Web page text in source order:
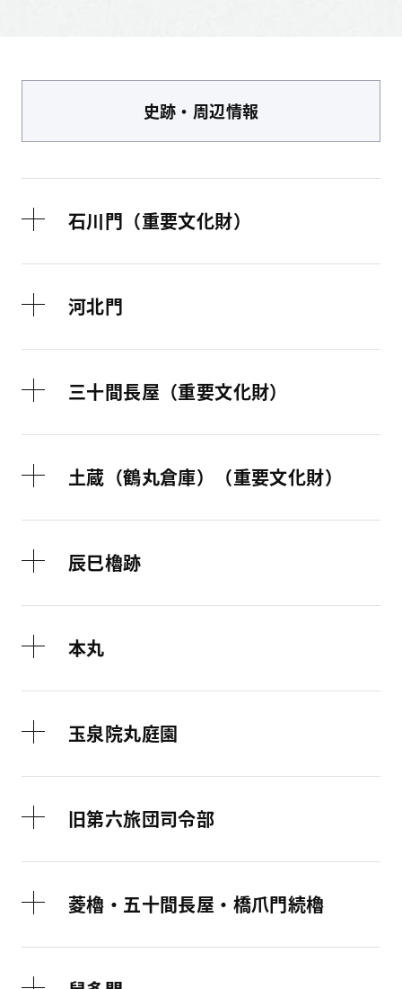
史跡・周辺情報
石川門（重要文化財）
河北門
三十間長屋（重要文化財）
土蔵（鶴丸倉庫）（重要文化財）
辰巳櫓跡
本丸
玉泉院丸庭園
旧第六旅団司令部
菱櫓・五十間長屋・橋爪門続櫓